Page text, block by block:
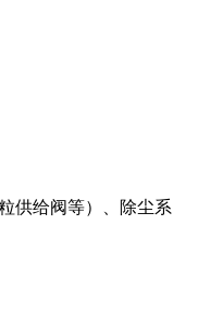
供给阀等）、除尘系